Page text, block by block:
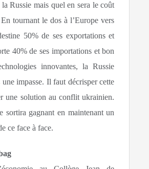
Russie mais quel en sera le coût
tournant le dos à l’Europe vers
50% de ses exportations et
40% de ses importations et bon
innovantes, la Russie
une impasse. Il faut décrisper cette
une solution au conflit ukrainien.
sortira gagnant en maintenant un
ce face à face.